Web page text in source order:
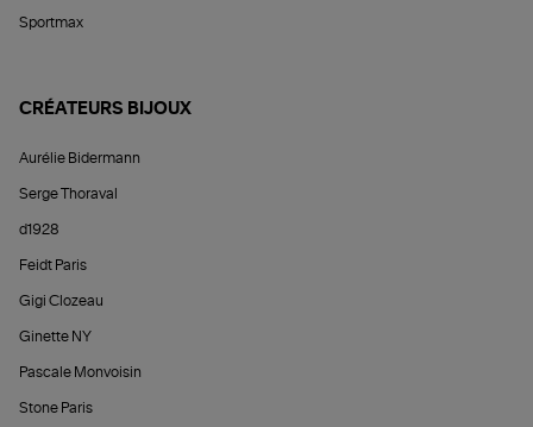
Sportmax
CRÉATEURS BIJOUX
Aurélie Bidermann
Serge Thoraval
d1928
Feidt Paris
Gigi Clozeau
Ginette NY
Pascale Monvoisin
Stone Paris